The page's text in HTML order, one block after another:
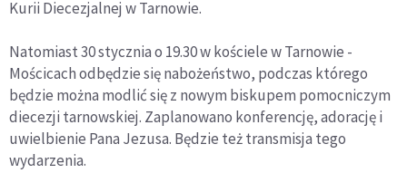
Kurii Diecezjalnej w Tarnowie.
Natomiast 30 stycznia o 19.30 w kościele w Tarnowie -
Mościcach odbędzie się nabożeństwo, podczas którego
będzie można modlić się z nowym biskupem pomocniczym
diecezji tarnowskiej. Zaplanowano konferencję, adorację i
uwielbienie Pana Jezusa. Będzie też transmisja tego
wydarzenia.